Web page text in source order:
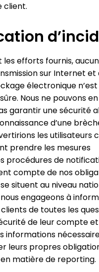
client.
les efforts fournis,
sur Internet et
électronique n’est
Nous ne pouvons en
garantir une sécurité
d’une
les utilisateurs
prendre les mesures
procédures de
compte de nos
se situent au niveau
engageons à
de toutes les
de leur compte
informations
leurs propres
matière de reporting.